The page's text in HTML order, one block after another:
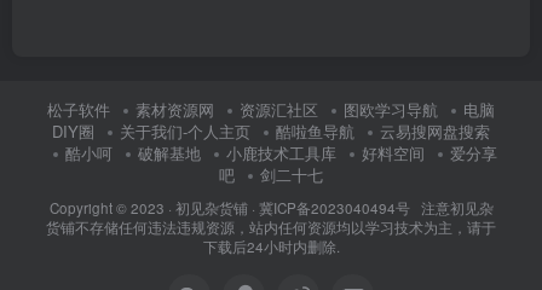
松子软件 素材资源网 资源汇社区 图欧学习导航
电脑
DIY圈
关于我们-个人主页 酷啦鱼导航
云易搜网盘搜索
酷小呵
破解基地 小鹿技术工具库 好料空间
爱分享
吧
剑二十七
Copyright © 2023 · 初见杂货铺· 冀ICP备2023040494号 注意初见杂
货铺不存储任何违法违规资源，站内任何资源均以学习技术为主，请于
下载后24小时内删除.